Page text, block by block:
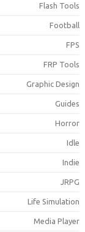
Flash
FRP
Graphic
Life
Media